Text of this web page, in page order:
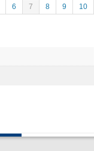
6 7 8 9 10